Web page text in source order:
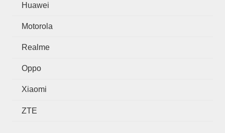
Huawei
Motorola
Realme
Oppo
Xiaomi
ZTE